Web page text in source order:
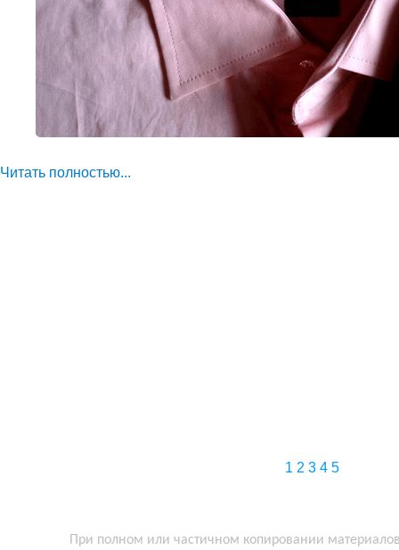
Читать полностью...
1 2 3 4 5
При полном или частичном копировании